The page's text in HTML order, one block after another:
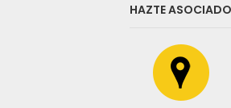
HAZTE ASOCIADO